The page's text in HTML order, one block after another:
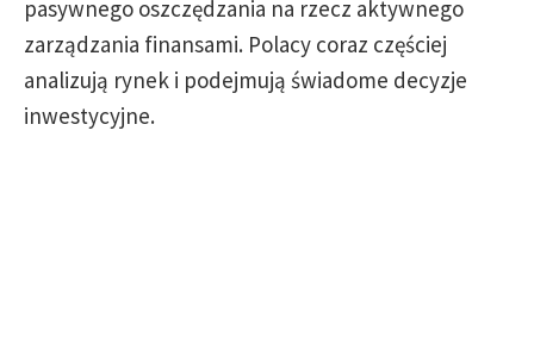
pasywnego oszczędzania na rzecz aktywnego
zarządzania finansami. Polacy coraz częściej
analizują rynek i podejmują świadome decyzje
inwestycyjne.